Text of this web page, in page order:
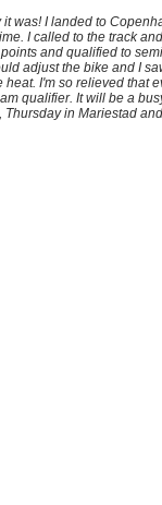
it was! I landed to
I called to the track
and qualified to
adjust the bike and I
heat. I'm so relieved that
qualifier. It will be a
Thursday in Mariestad